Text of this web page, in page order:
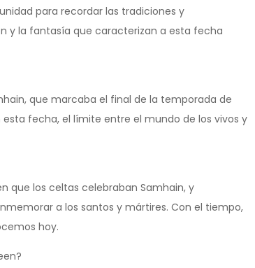
para recordar las tradiciones y
y la fantasía que caracterizan a esta fecha
que marcaba el final de la temporada de
fecha, el límite entre el mundo de los vivos y
que los celtas celebraban Samhain, y
a los santos y mártires. Con el tiempo,
hoy.